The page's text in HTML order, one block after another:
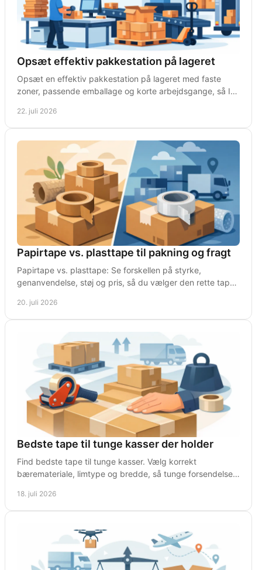
Opsæt effektiv pakkestation på lageret
Opsæt en effektiv pakkestation på lageret med faste
zoner, passende emballage og korte arbejdsgange, så I
22. juli 2026
Papirtape vs. plasttape til pakning og fragt
Papirtape vs. plasttape: Se forskellen på styrke,
genanvendelse, støj og pris, så du vælger den rette tape
20. juli 2026
Bedste tape til tunge kasser der holder
Find bedste tape til tunge kasser. Vælg korrekt
bæremateriale, limtype og bredde, så tunge forsendelser
18. juli 2026